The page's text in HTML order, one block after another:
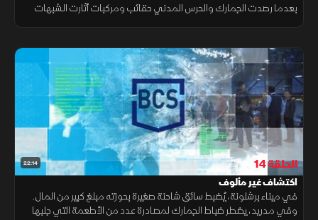
بعدما رصدت الجمارك والحرس المدني حقائب ومركبات أثارت الشبهات
22:14 الحلقة 14
اكتشاف غير مألوف
في ميناء برشلونة، يُضبط سائق شاحنة صغيرة بحوزته مبلغ كبير من المال.
وفي مدريد، يضطر ضباط الجمارك لمصادرة عدد من الأطعمة التي جلبها